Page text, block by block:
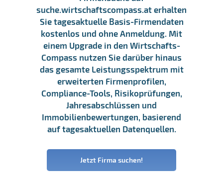
suche.wirtschaftscompass.at erhalten
Sie tagesaktuelle Basis-Firmendaten
kostenlos und ohne Anmeldung. Mit
einem Upgrade in den Wirtschafts-
Compass nutzen Sie darüber hinaus
das gesamte Leistungsspektrum mit
erweiterten Firmenprofilen,
Compliance-Tools, Risikoprüfungen,
Jahresabschlüssen und
Immobilienbewertungen, basierend
auf tagesaktuellen Datenquellen.
Jetzt Firma suchen!